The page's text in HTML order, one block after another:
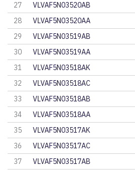
27
VLVAF5N03520AB
28
VLVAF5N03520AA
29
VLVAF5N03519AB
30
VLVAF5N03519AA
31
VLVAF5N03518AK
32
VLVAF5N03518AC
33
VLVAF5N03518AB
34
VLVAF5N03518AA
35
VLVAF5N03517AK
36
VLVAF5N03517AC
37
VLVAF5N03517AB